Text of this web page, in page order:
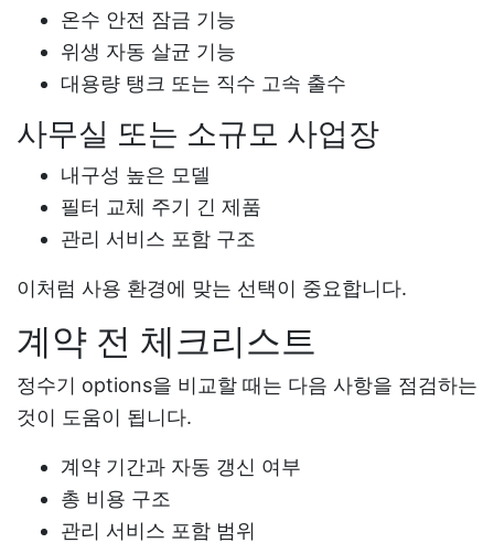
온수 안전 잠금 기능
위생 자동 살균 기능
대용량 탱크 또는 직수 고속 출수
사무실 또는 소규모 사업장
내구성 높은 모델
필터 교체 주기 긴 제품
관리 서비스 포함 구조
이처럼 사용 환경에 맞는 선택이 중요합니다.
계약 전 체크리스트
정수기 options을 비교할 때는 다음 사항을 점검하는
것이 도움이 됩니다.
계약 기간과 자동 갱신 여부
총 비용 구조
관리 서비스 포함 범위